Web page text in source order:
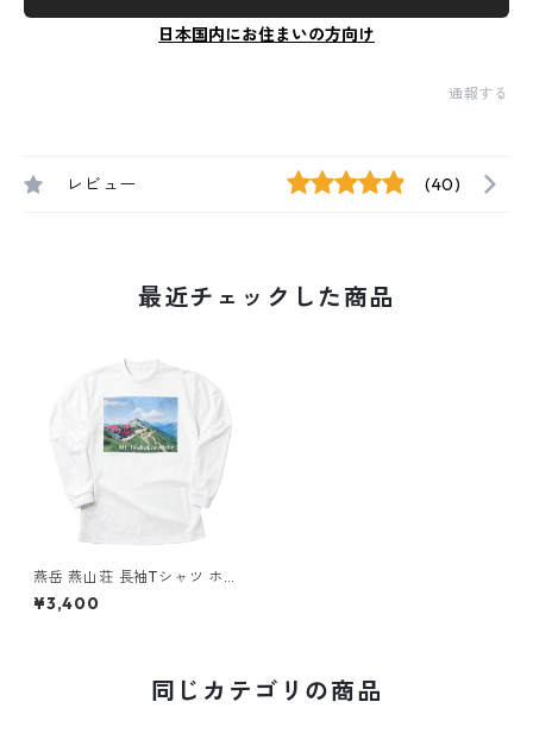
日本国内にお住まいの方向け
通報する
レビュー (40)
最近チェックした商品
燕岳 燕山荘 長袖Tシャツ ホワ
イト ドライ 吸水速乾 山 登山
山Tシャツ 山のイラスト
¥3,400
同じカテゴリの商品